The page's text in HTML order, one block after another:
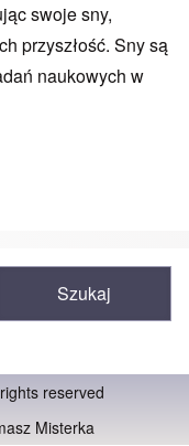
swoje sny,
przyszłość. Sny są
naukowych w
reserved
Misterka